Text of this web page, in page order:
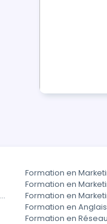
Formation en
Formation en
Formation en
Formation en
Formation en